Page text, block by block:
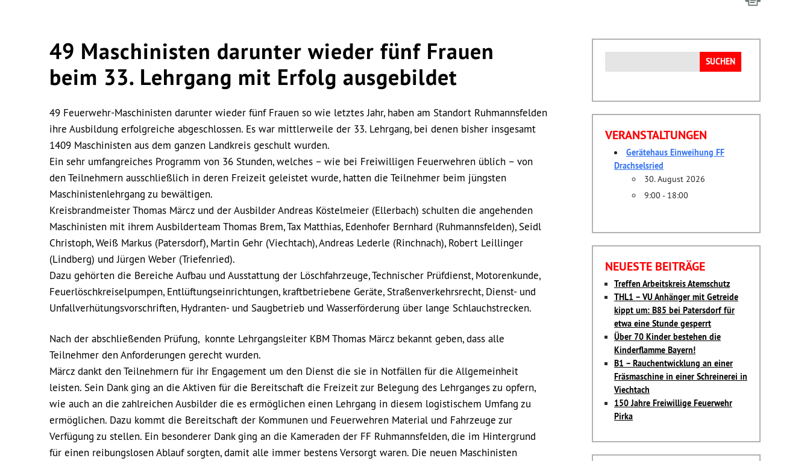
49 Maschinisten darunter wieder fünf Frauen
beim 33. Lehrgang mit Erfolg ausgebildet
49 Feuerwehr-Maschinisten darunter wieder fünf Frauen so wie letztes Jahr, haben am Standort Ruhmannsfelden
ihre Ausbildung erfolgreiche abgeschlossen. Es war mittlerweile der 33. Lehrgang, bei denen bisher insgesamt
1409 Maschinisten aus dem ganzen Landkreis geschult wurden.
Ein sehr umfangreiches Programm von 36 Stunden, welches – wie bei Freiwilligen Feuerwehren üblich – von
den Teilnehmern ausschließlich in deren Freizeit geleistet wurde, hatten die Teilnehmer beim jüngsten
Maschinistenlehrgang zu bewältigen.
Kreisbrandmeister Thomas Märcz und der Ausbilder Andreas Köstelmeier (Ellerbach) schulten die angehenden
Maschinisten mit ihrem Ausbilderteam Thomas Brem, Tax Matthias, Edenhofer Bernhard (Ruhmannsfelden), Seidl
Christoph, Weiß Markus (Patersdorf), Martin Gehr (Viechtach), Andreas Lederle (Rinchnach), Robert Leillinger
(Lindberg) und Jürgen Weber (Triefenried).
Dazu gehörten die Bereiche Aufbau und Ausstattung der Löschfahrzeuge, Technischer Prüfdienst, Motorenkunde,
Feuerlöschkreiselpumpen, Entlüftungseinrichtungen, kraftbetriebene Geräte, Straßenverkehrsrecht, Dienst- und
Unfallverhütungsvorschriften, Hydranten- und Saugbetrieb und Wasserförderung über lange Schlauchstrecken.
Nach der abschließenden Prüfung, konnte Lehrgangsleiter KBM Thomas Märcz bekannt geben, dass alle
Teilnehmer den Anforderungen gerecht wurden.
Märcz dankt den Teilnehmern für ihr Engagement um den Dienst die sie in Notfällen für die Allgemeinheit
leisten. Sein Dank ging an die Aktiven für die Bereitschaft die Freizeit zur Belegung des Lehrganges zu opfern,
wie auch an die zahlreichen Ausbilder die es ermöglichen einen Lehrgang in diesem logistischem Umfang zu
ermöglichen. Dazu kommt die Bereitschaft der Kommunen und Feuerwehren Material und Fahrzeuge zur
Verfügung zu stellen. Ein besonderer Dank ging an die Kameraden der FF Ruhmannsfelden, die im Hintergrund
für einen reibungslosen Ablauf sorgten, damit alle immer bestens Versorgt waren. Die neuen Maschinisten
nach:
VERANSTALTUNGEN
Gerätehaus Einweihung FF
Drachselsried
30. August 2026
9:00 - 18:00
NEUESTE BEITRÄGE
Treffen Arbeitskreis Atemschutz
THL1 – VU Anhänger mit Getreide
kippt um: B85 bei Patersdorf für
etwa eine Stunde gesperrt
Über 70 Kinder bestehen die
Kinderflamme Bayern!
B1 – Rauchentwicklung an einer
Fräsmaschine in einer Schreinerei in
Viechtach
150 Jahre Freiwillige Feuerwehr
Pirka